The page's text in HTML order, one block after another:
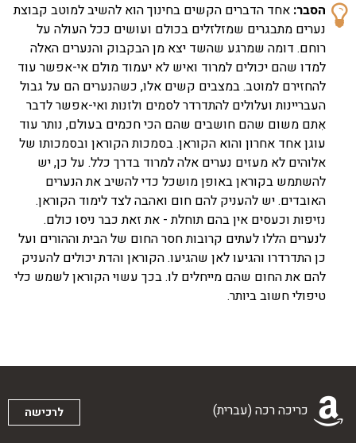
אחד הדברים הקשים בחינוך הוא להשיב למוטב קבוצת
נערים מתבגרים שמזלזלים בכולם ועושים ככל העולה על
רוחם. דומה שמרגע שהשד יצא מן הבקבוק והנערים האלה
למדו שהם יכולים למרוד ואיש לא יעמוד מולם אי-אפשר עוד
להחזירם למוטב. במצבים קשים אלו, כשהנערים הם על גבול
העבריינות ועלולים להתדרדר לסמים ולזנות ואי-אפשר לדבר
אִתם משום שהם חושבים שהם הכי חכמים בעולם, נותר עוד
עוגן אחד אחרון והוא הקוראן. בסמכות הקוראן ובסמכותו של
אלוהים לא מעזים נערים אלה למרוד בדרך כלל. על כן, יש
להשתמש בקוראן באופן מושכל כדי להשיב את הנערים
האובדים. יש להעניק להם חום ואהבה לצד לימוד הקוראן.
נזיפות וכעסים אין בהם תוחלת - את זאת כבר ניסו כולם.
לנערים הללו לעתים קרובות חסר החום של הבית וההורים ועל
כן התדרדרו והגיעו לאן שהגיעו. הקוראן והדת יכולים להעניק
להם את החום שהם מייחלים לו. בכך עשוי הקוראן לשמש כלי
טיפולי חשוב ביותר.
כריכה רכה (עברית) לרכישה